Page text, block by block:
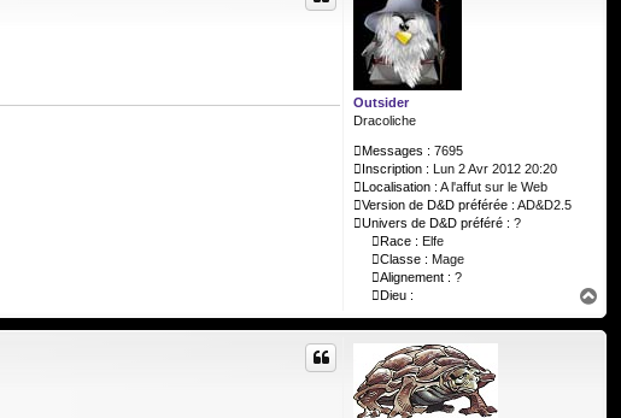
Outsider
Dracoliche
Messages : 7695
Inscription : Lun 2 Avr 2012 20:20
Localisation : A l'affut sur le Web
Version de D&D préférée : AD&D2.5
Univers de D&D préféré : ?
Race : Elfe
Classe : Mage
Alignement : ?
Dieu :
a
u